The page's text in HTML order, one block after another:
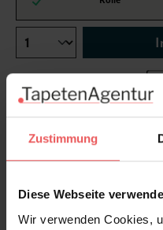
Zustimmung
Diese Webseite
Wir verwenden Cookies,
"Shabby Chic"...